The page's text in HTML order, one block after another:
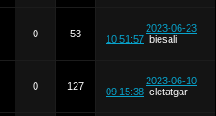
0 53
2023-06-23
10:51:57 biesali
0 127
2023-06-10
09:15:38 cletatgar